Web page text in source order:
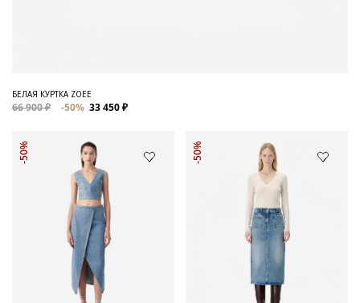
БЕЛАЯ КУРТКА ZOEE
66 900 ₽ -50% 33 450 ₽
-50% -50%